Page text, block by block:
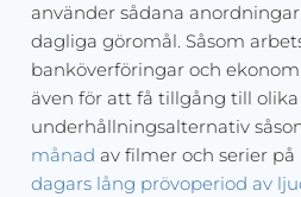
använder sådana
dagliga göromål. Såsom
banköverföringar och
även för att få tillgång till olika
underhållningsalternativ
månad av filmer och serier
dagars lång prövoperiod av